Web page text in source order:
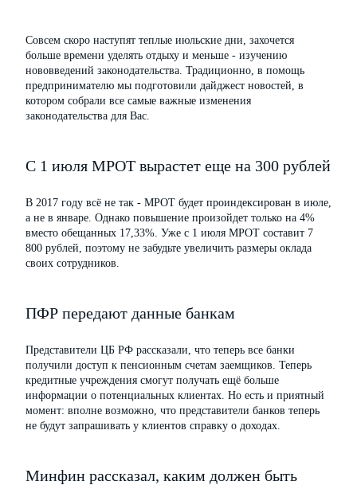
Совсем скоро наступят теплые июльские дни, захочется
больше времени уделять отдыху и меньше - изучению
нововведений законодательства. Традиционно, в помощь
предпринимателю мы подготовили дайджест новостей, в
котором собрали все самые важные изменения
законодательства для Вас.
С 1 июля МРОТ вырастет еще на 300 рублей
В 2017 году всё не так - МРОТ будет проиндексирован в июле,
а не в январе. Однако повышение произойдет только на 4%
вместо обещанных 17,33%. Уже с 1 июля МРОТ составит 7
800 рублей, поэтому не забудьте увеличить размеры оклада
своих сотрудников.
ПФР передают данные банкам
Представители ЦБ РФ рассказали, что теперь все банки
получили доступ к пенсионным счетам заемщиков. Теперь
кредитные учреждения смогут получать ещё больше
информации о потенциальных клиентах. Но есть и приятный
момент: вполне возможно, что представители банков теперь
не будут запрашивать у клиентов справку о доходах.
Минфин рассказал, каким должен быть